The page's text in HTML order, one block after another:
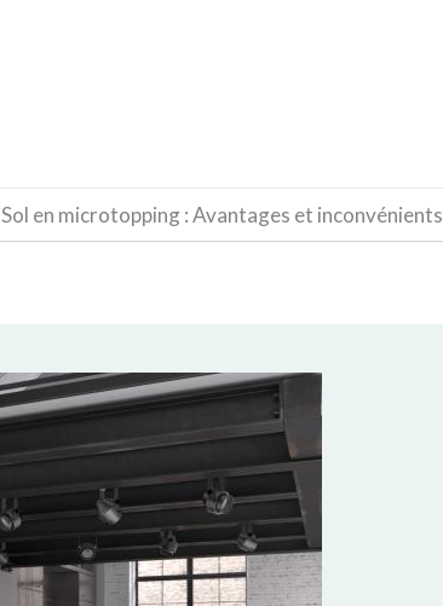
Sol en microtopping : Avantages et inconvénients